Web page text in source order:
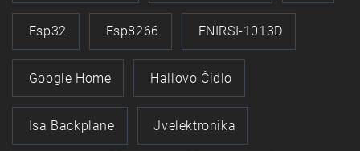
Esp32 Esp8266 FNIRSI-1013D
Google Home Hallovo Čidlo
Isa Backplane Jvelektronika